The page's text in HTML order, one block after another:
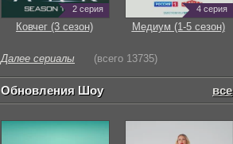
2 серия
Ковчег (3 сезон)
4 серия
Медиум (1-5 сезон)
Далее сериалы (всего 13735)
Обновления Шоу все